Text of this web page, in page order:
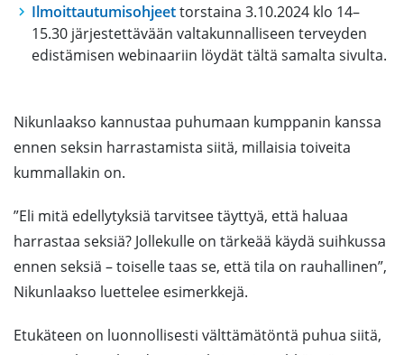
Ilmoittautumisohjeettorstaina 3.10.2024 klo 14–
15.30 järjestettävään valtakunnalliseen terveyden
edistämisen webinaariin löydät tältä samalta sivulta.
Nikunlaakso kannustaa puhumaan kumppanin kanssa
ennen seksin harrastamista siitä, millaisia toiveita
kummallakin on.
”Eli mitä edellytyksiä tarvitsee täyttyä, että haluaa
harrastaa seksiä? Jollekulle on tärkeää käydä suihkussa
ennen seksiä – toiselle taas se, että tila on rauhallinen”,
Nikunlaakso luettelee esimerkkejä.
Etukäteen on luonnollisesti välttämätöntä puhua siitä,